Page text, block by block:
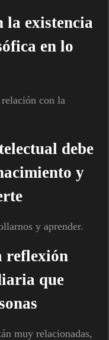
la existencia
en lo
con la
debe
y
y aprender.
reflexión
que
muy relacionadas,